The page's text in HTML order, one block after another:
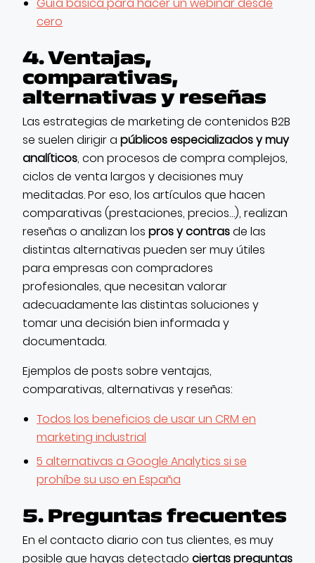
cero
4. Ventajas,
comparativas,
alternativas y reseñas
Las estrategias de marketing de contenidos B2B
se suelen dirigir a públicos especializados y muy
analíticos, con procesos de compra complejos,
ciclos de venta largos y decisiones muy
meditadas. Por eso, los artículos que hacen
comparativas (prestaciones, precios…), realizan
reseñas o analizan los pros y contrasde las
distintas alternativas pueden ser muy útiles
para empresas con compradores
profesionales, que necesitan valorar
adecuadamente las distintas soluciones y
tomar una decisión bien informada y
documentada.
Ejemplos de posts sobre ventajas,
comparativas, alternativas y reseñas:
Todos los beneficios de usar un CRM en
marketing industrial
5 alternativas a Google Analytics si se
prohíbe su uso en España
5. Preguntas frecuentes
En el contacto diario con tus clientes, es muy
posible que hayas detectado ciertas preguntas